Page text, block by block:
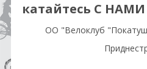
катайтесь С НАМИ
OO "Велоклуб